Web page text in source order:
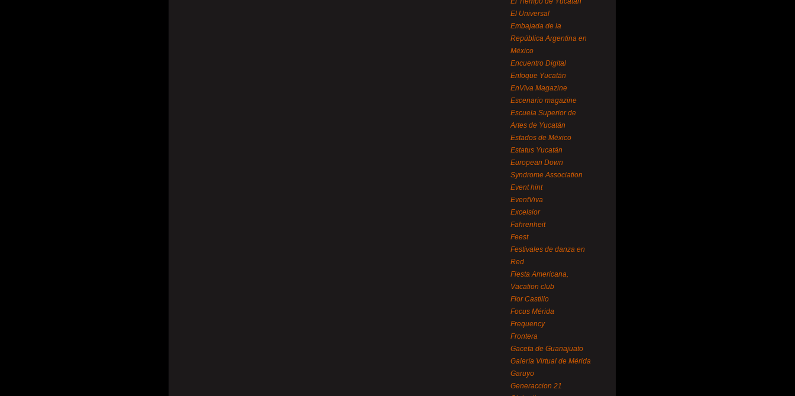
El Universal
Embajada de la
República Argentina en
México
Encuentro Digital
Enfoque Yucatán
EnViva Magazine
Escenario magazine
Escuela Superior de
Artes de Yucatán
Estados de México
Estatus Yucatán
European Down
Syndrome Association
Event hint
EventViva
Excelsior
Fahrenheit
Feest
Festivales de danza en
Red
Fiesta Americana,
Vacation club
Flor Castillo
Focus Mérida
Frequency
Frontera
Gaceta de Guanajuato
Galería Virtual de Mérida
Garuyo
Generaccion 21